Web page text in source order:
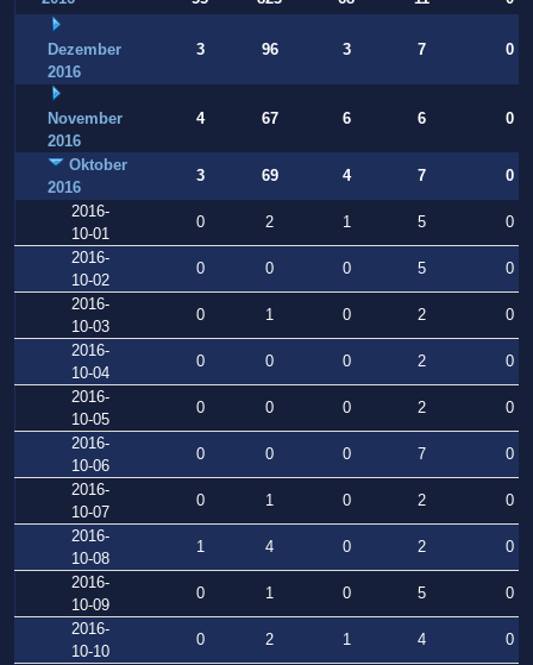
Dezember
2016
3 96 3 7 0
November
2016
4 67 6 6 0
Oktober
2016
3 69 4 7
0
2016-
10-01
0 2 1 5
0
2016-
10-02
0 0 0 5
0
2016-
10-03
0 1 0 2
0
2016-
10-04
0 0 0 2
0
2016-
10-05
0 0 0 2
0
2016-
10-06
0 0 0 7
0
2016-
10-07
0 1 0 2
0
2016-
10-08
1 4 0 2
0
2016-
10-09
0 1 0 5
0
2016-
10-10
0 2 1 4
0